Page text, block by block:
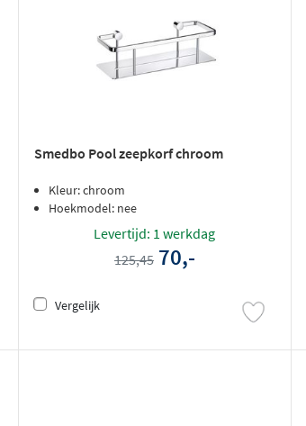
Smedbo Pool zeepkorf chroom
Kleur: chroom
Hoekmodel: nee
Levertijd: 1 werkdag
125,45 70,-
Vergelijk